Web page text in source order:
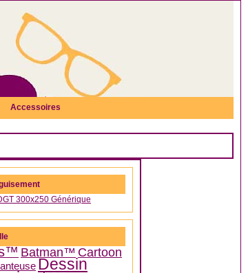
Accessoires
Batman™ Cartoon
Dessin